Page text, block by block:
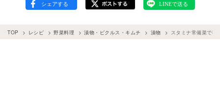
TOP レシピ 野菜料理 漬物・ピクルス・キムチ 漬物 スタミナ常備菜で猛